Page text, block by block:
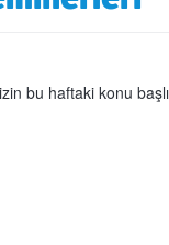
bu haftaki konu